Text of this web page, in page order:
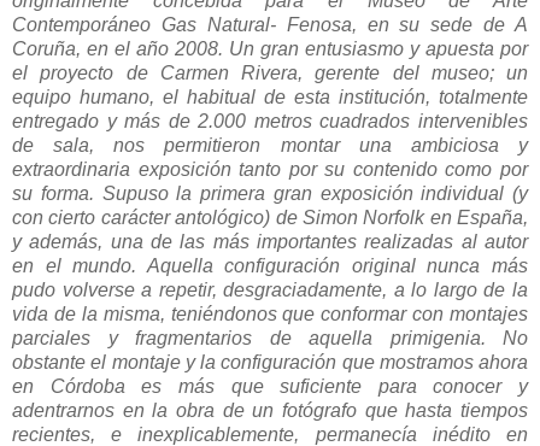
Contemporáneo Gas Natural- Fenosa, en su sede de A
Coruña, en el año 2008. Un gran entusiasmo y apuesta por
el proyecto de Carmen Rivera, gerente del museo; un
equipo humano, el habitual de esta institución, totalmente
entregado y más de 2.000 metros cuadrados intervenibles
de sala, nos permitieron montar una ambiciosa y
extraordinaria exposición tanto por su contenido como por
su forma. Supuso la primera gran exposición individual (y
con cierto carácter antológico) de Simon Norfolk en España,
y además, una de las más importantes realizadas al autor
en el mundo. Aquella configuración original nunca más
pudo volverse a repetir, desgraciadamente, a lo largo de la
vida de la misma, teniéndonos que conformar con montajes
parciales y fragmentarios de aquella primigenia. No
obstante el montaje y la configuración que mostramos ahora
en Córdoba es más que suficiente para conocer y
adentrarnos en la obra de un fotógrafo que hasta tiempos
recientes, e inexplicablemente, permanecía inédito en